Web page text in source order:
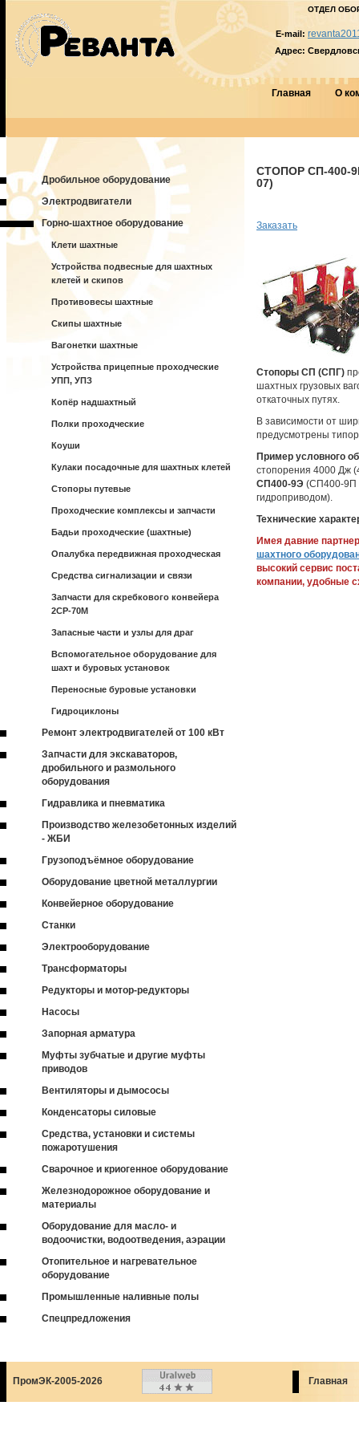
ОТДЕЛ
E-mail:
Адрес:
Главная О
Дробильное оборудование
Электродвигатели
Горно-шахтное оборудование
Клети шахтные
Устройства подвесные для шахтных
клетей и скипов
Противовесы шахтные
Скипы шахтные
Вагонетки шахтные
Устройства прицепные проходческие
УПП, УПЗ
Копёр надшахтный
Полки проходческие
Коуши
Кулаки посадочные для шахтных клетей
Стопоры путевые
Проходческие комплексы и запчасти
Бадьи проходческие (шахтные)
Опалубка передвижная проходческая
Средства сигнализации и связи
Запчасти для скребкового конвейера
2СР-70М
Запасные части и узлы для драг
Вспомогательное оборудование для
шахт и буровых установок
Переносные буровые установки
Гидроциклоны
Ремонт электродвигателей от 100 кВт
Запчасти для экскаваторов,
дробильного и размольного
оборудования
Гидравлика и пневматика
Производство железобетонных изделий
- ЖБИ
Грузоподъёмное оборудование
Оборудование цветной металлургии
Конвейерное оборудование
Станки
Электрооборудование
Трансформаторы
Редукторы и мотор-редукторы
Насосы
Запорная арматура
Муфты зубчатые и другие муфты
приводов
Вентиляторы и дымососы
Конденсаторы силовые
Средства, установки и системы
пожаротушения
Сварочное и криогенное оборудование
Железнодорожное оборудование и
материалы
Оборудование для масло- и
водоочистки, водоотведения, аэрации
Отопительное и нагревательное
оборудование
Промышленные наливные полы
Спецпредложения
СТОПОР СП-400-
07)
Заказать
Стопоры СП (СПГ)
шахтных грузовых
откаточных путях.
В зависимости от
предусмотрены
Пример условного
стопорения 4000 Дж
СП400-9Э (СП400-9П
гидроприводом).
Технические
Имея давние
шахтного
высокий сервис
компании, удобные
ПромЭК-2005-2026 Главная